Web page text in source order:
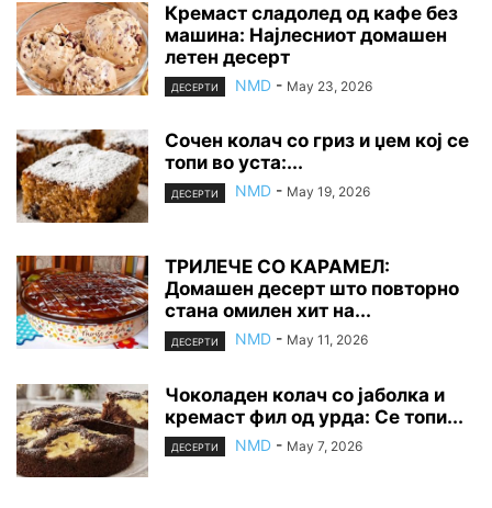
Кремаст сладолед од кафе без
машина: Најлесниот домашен
летен десерт
ДЕСЕРТИ NMD - May 23, 2026
Сочен колач со гриз и џем кој се
топи во уста:...
ДЕСЕРТИ NMD - May 19, 2026
ТРИЛЕЧЕ СО КАРАМЕЛ:
Домашен десерт што повторно
стана омилен хит на...
ДЕСЕРТИ NMD - May 11, 2026
Чоколаден колач со јаболка и
кремаст фил од урда: Се топи...
ДЕСЕРТИ NMD - May 7, 2026